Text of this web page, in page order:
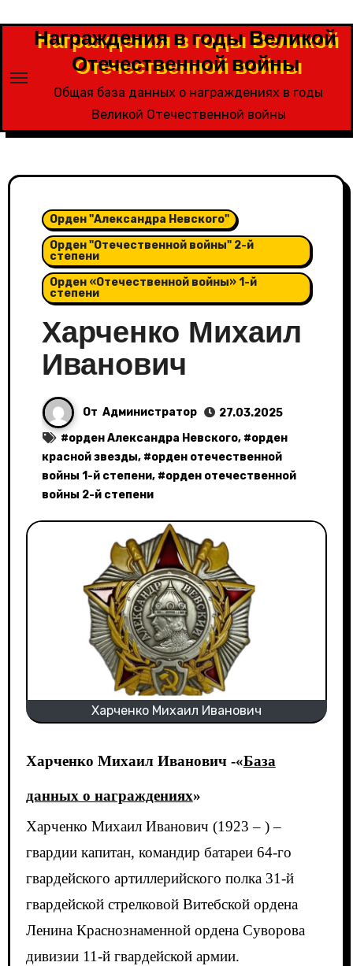
содержимому
Награждения в годы Великой
Отечественной войны
Общая база данных о награждениях в годы
Великой Отечественной войны
Орден "Александра Невского"
Орден "Отечественной войны" 2-й
степени
Орден «Отечественной войны» 1-й
степени
Харченко Михаил
Иванович
От Администратор
27.03.2025
#орден Александра Невского, #орден
красной звезды, #орден отечественной
войны 1-й степени, #орден отечественной
войны 2-й степени
Харченко Михаил Иванович
Харченко Михаил Иванович -«База
данных о награждениях»
Харченко Михаил Иванович (1923 – ) –
гвардии капитан, командир батареи 64-го
гвардейского артиллерийского полка 31-й
гвардейской стрелковой Витебской ордена
Ленина Краснознаменной ордена Суворова
дивизии 11-й гвардейской армии.